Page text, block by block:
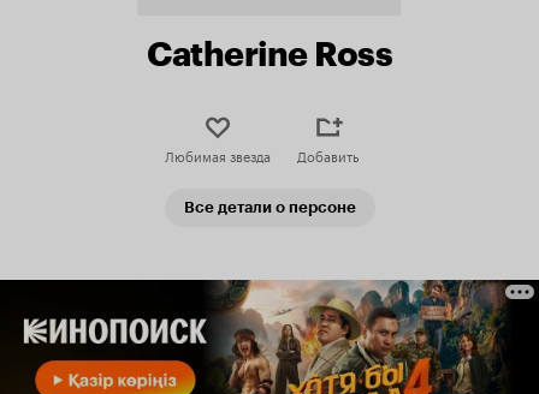
Catherine Ross
Любимая звезда Добавить
Все детали о персоне